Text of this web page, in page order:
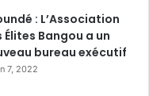
: L’Association
Élites Bangou a un
bureau exécutif
7, 2022